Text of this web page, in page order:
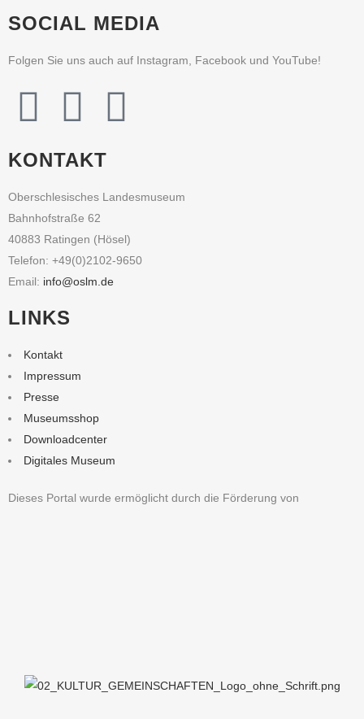
SOCIAL MEDIA
Folgen Sie uns auch auf Instagram, Facebook und YouTube!
KONTAKT
Oberschlesisches Landesmuseum
Bahnhofstraße 62
40883 Ratingen (Hösel)
Telefon: +49(0)2102-9650
Email: info@oslm.de
LINKS
Kontakt
Impressum
Presse
Museumsshop
Downloadcenter
Digitales Museum
Dieses Portal wurde ermöglicht durch die Förderung von